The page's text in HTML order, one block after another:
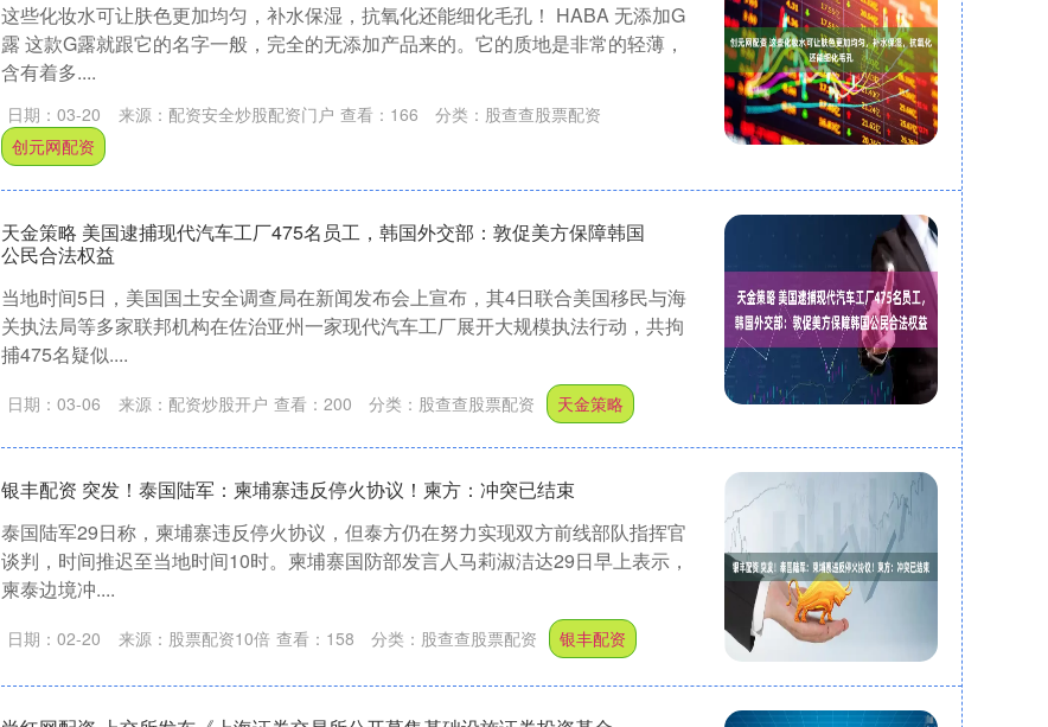
这些化妆水可让肤色更加均匀，补水保湿，抗氧化还能细化毛孔！ HABA 无添加G
露 这款G露就跟它的名字一般，完全的无添加产品来的。它的质地是非常的轻薄，
含有着多....
日期：03-20 来源：配资安全炒股配资门户 查看： 166 分类： 股查查股票配资
创元网配资
天金策略 美国逮捕现代汽车工厂475名员工，韩国外交部：敦促美方保障韩国
公民合法权益
当地时间5日，美国国土安全调查局在新闻发布会上宣布，其4日联合美国移民与海
关执法局等多家联邦机构在佐治亚州一家现代汽车工厂展开大规模执法行动，共拘
捕475名疑似....
日期：03-06 来源：配资炒股开户 查看： 200 分类： 股查查股票配资 天金策略
银丰配资 突发！泰国陆军：柬埔寨违反停火协议！柬方：冲突已结束
泰国陆军29日称，柬埔寨违反停火协议，但泰方仍在努力实现双方前线部队指挥官
谈判，时间推迟至当地时间10时。柬埔寨国防部发言人马莉淑洁达29日早上表示，
柬泰边境冲....
日期：02-20 来源：股票配资10倍 查看： 158 分类： 股查查股票配资 银丰配资